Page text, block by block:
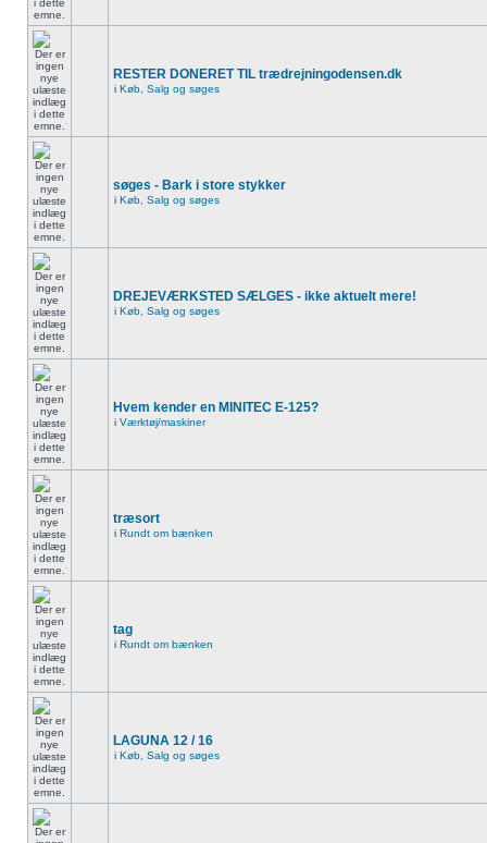
RESTER DONERET TIL trædrejningodensen.dk
i Køb, Salg og søges
søges - Bark i store stykker
i Køb, Salg og søges
DREJEVÆRKSTED SÆLGES - ikke aktuelt mere!
i Køb, Salg og søges
Hvem kender en MINITEC E-125?
i Værktøj/maskiner
træsort
i Rundt om bænken
tag
i Rundt om bænken
LAGUNA 12 / 16
i Køb, Salg og søges